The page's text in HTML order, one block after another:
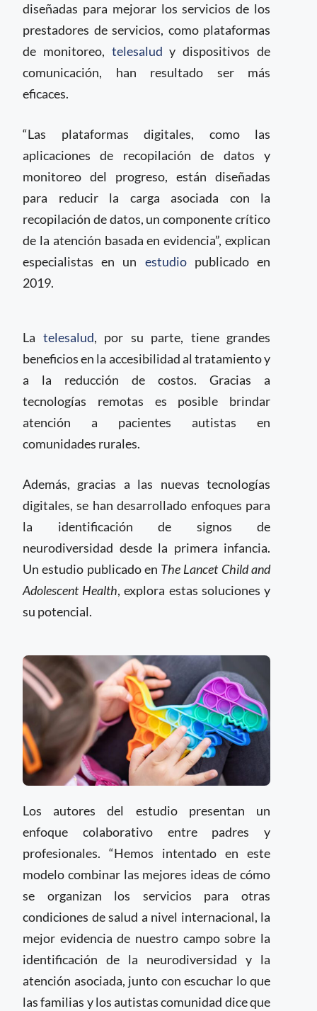
diseñadas para mejorar los servicios de los
prestadores de servicios, como plataformas
de monitoreo, telesalud y dispositivos de
comunicación, han resultado ser más
eficaces.
“Las plataformas digitales, como las
aplicaciones de recopilación de datos y
monitoreo del progreso, están diseñadas
para reducir la carga asociada con la
recopilación de datos, un componente crítico
de la atención basada en evidencia”, explican
especialistas en un estudiopublicado en
2019.
La telesalud, por su parte, tiene grandes
beneficios en la accesibilidad al tratamiento y
a la reducción de costos. Gracias a
tecnologías remotas es posible brindar
atención a pacientes autistas en
comunidades rurales.
Además, gracias a las nuevas tecnologías
digitales, se han desarrollado enfoques para
la identificación de signos de
neurodiversidad desde la primera infancia.
Un estudio publicado en The Lancet Child and
Adolescent Health, explora estas soluciones y
su potencial.
Los autores del estudio presentan un
enfoque colaborativo entre padres y
profesionales. “Hemos intentado en este
modelo combinar las mejores ideas de cómo
se organizan los servicios para otras
condiciones de salud a nivel internacional, la
mejor evidencia de nuestro campo sobre la
identificación de la neurodiversidad y la
atención asociada, junto con escuchar lo que
las familias y los autistas comunidad dice que